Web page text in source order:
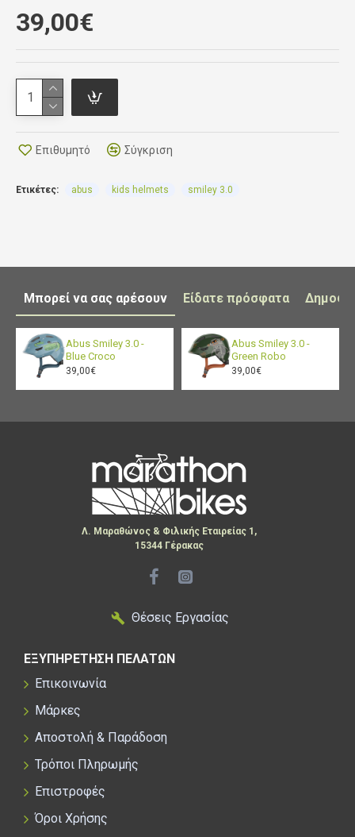
4 υποδοχές εισόδου και 4 εξόδου του αέρα
Βάρος από 220 εως 240 γραμ ανάλογα με το
μέγεθος
39,00€
Επιθυμητό Σύγκριση
Ετικέτες: abus kids helmets smiley 3.0
Μπορεί να σας αρέσουν Είδατε πρόσφατα
Abus Smiley 3.0 -
Blue Croco
39,00€
Abus Smiley 3.0 -
Green Robo
39,00€
Λ. Μαραθώνος & Φιλικής Εταιρείας 1,
15344 Γέρακας
Θέσεις Εργασίας
ΕΞΥΠΗΡΕΤΗΣΗ ΠΕΛΑΤΩΝ
Επικοινωνία
Μάρκες
Αποστολή & Παράδοση
Τρόποι Πληρωμής
Επιστροφές
Όροι Χρήσης